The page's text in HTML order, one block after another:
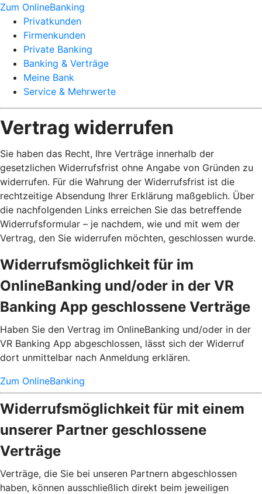
Zum OnlineBanking
Privatkunden
Firmenkunden
Private Banking
Banking & Verträge
Meine Bank
Service & Mehrwerte
Vertrag widerrufen
Sie haben das Recht, Ihre Verträge innerhalb der
gesetzlichen Widerrufsfrist ohne Angabe von Gründen zu
widerrufen. Für die Wahrung der Widerrufsfrist ist die
rechtzeitige Absendung Ihrer Erklärung maßgeblich. Über
die nachfolgenden Links erreichen Sie das betreffende
Widerrufsformular – je nachdem, wie und mit wem der
Vertrag, den Sie widerrufen möchten, geschlossen wurde.
Widerrufsmöglichkeit für im
OnlineBanking und/oder in der VR
Banking App geschlossene Verträge
Haben Sie den Vertrag im OnlineBanking und/oder in der
VR Banking App abgeschlossen, lässt sich der Widerruf
dort unmittelbar nach Anmeldung erklären.
Zum OnlineBanking
Widerrufsmöglichkeit für mit einem
unserer Partner geschlossene
Verträge
Verträge, die Sie bei unseren Partnern abgeschlossen
haben, können ausschließlich direkt beim jeweiligen